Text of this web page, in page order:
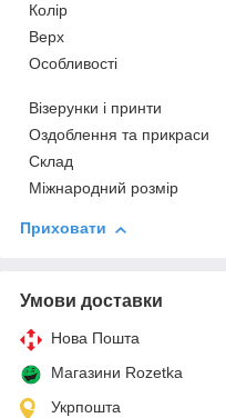
Колір
Верх
Особливості
Візерунки і принти
Оздоблення та прикраси
Склад
Міжнародний розмір
Приховати
Умови доставки
Нова Пошта
Магазини Rozetka
Укрпошта